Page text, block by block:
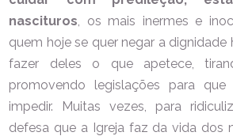
nascituros , os mais inermes e
quem hoje se quer negar a dignidade
fazer deles o que apetece,
promovendo legislações para
impedir. Muitas vezes, para
defesa que a Igreja faz da vida dos